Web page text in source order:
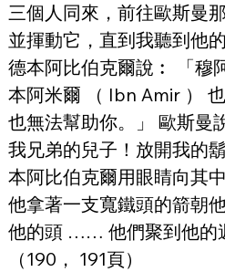
三個人同來，前往歐斯曼
並揮動它，直到我聽到他
德本阿比伯克爾說︰ 「穆
本阿米爾 （ Ibn Amir ）
也無法幫助你。」 歐斯曼
我兄弟的兒子！放開我的
本阿比伯克爾用眼睛向其
他拿著一支寬鐵頭的箭朝
他的頭 …… 他們聚到他的
（190， 191頁）